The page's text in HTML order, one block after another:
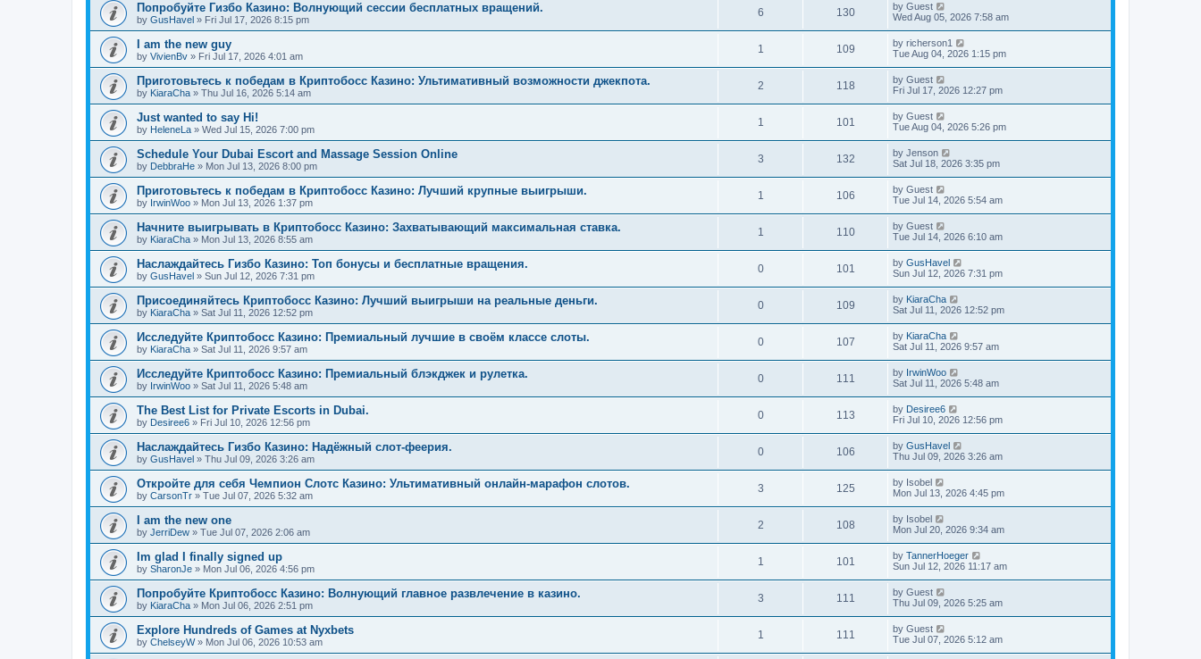
Попробуйте Гизбо Казино: Волнующий сессии бесплатных вращений.
by GusHavel » Fri Jul 17, 2026 8:15 pm
6 130 by Guest
Wed Aug 05, 2026 7:58 am
I am the new guy
by VivienBv » Fri Jul 17, 2026 4:01 am
1 109 by richerson1
Tue Aug 04, 2026 1:15 pm
Приготовьтесь к победам в Криптобосс Казино: Ультимативный возможности джекпота.
by KiaraCha » Thu Jul 16, 2026 5:14 am
2 118 by Guest
Fri Jul 17, 2026 12:27 pm
Just wanted to say Hi!
by HeleneLa » Wed Jul 15, 2026 7:00 pm
1 101 by Guest
Tue Aug 04, 2026 5:26 pm
Schedule Your Dubai Escort and Massage Session Online
by DebbraHe » Mon Jul 13, 2026 8:00 pm
3 132 by Jenson
Sat Jul 18, 2026 3:35 pm
Приготовьтесь к победам в Криптобосс Казино: Лучший крупные выигрыши.
by IrwinWoo » Mon Jul 13, 2026 1:37 pm
1 106 by Guest
Tue Jul 14, 2026 5:54 am
Начните выигрывать в Криптобосс Казино: Захватывающий максимальная ставка.
by KiaraCha » Mon Jul 13, 2026 8:55 am
1 110 by Guest
Tue Jul 14, 2026 6:10 am
Наслаждайтесь Гизбо Казино: Топ бонусы и бесплатные вращения.
by GusHavel » Sun Jul 12, 2026 7:31 pm
0 101 by GusHavel
Sun Jul 12, 2026 7:31 pm
Присоединяйтесь Криптобосс Казино: Лучший выигрыши на реальные деньги.
by KiaraCha » Sat Jul 11, 2026 12:52 pm
0 109 by KiaraCha
Sat Jul 11, 2026 12:52 pm
Исследуйте Криптобосс Казино: Премиальный лучшие в своём классе слоты.
by KiaraCha » Sat Jul 11, 2026 9:57 am
0 107 by KiaraCha
Sat Jul 11, 2026 9:57 am
Исследуйте Криптобосс Казино: Премиальный блэкджек и рулетка.
by IrwinWoo » Sat Jul 11, 2026 5:48 am
0 111 by IrwinWoo
Sat Jul 11, 2026 5:48 am
The Best List for Private Escorts in Dubai.
by Desiree6 » Fri Jul 10, 2026 12:56 pm
0 113 by Desiree6
Fri Jul 10, 2026 12:56 pm
Наслаждайтесь Гизбо Казино: Надёжный слот-феерия.
by GusHavel » Thu Jul 09, 2026 3:26 am
0 106 by GusHavel
Thu Jul 09, 2026 3:26 am
Откройте для себя Чемпион Слотс Казино: Ультимативный онлайн-марафон слотов.
by CarsonTr » Tue Jul 07, 2026 5:32 am
3 125 by Isobel
Mon Jul 13, 2026 4:45 pm
I am the new one
by JerriDew » Tue Jul 07, 2026 2:06 am
2 108 by Isobel
Mon Jul 20, 2026 9:34 am
Im glad I finally signed up
by SharonJe » Mon Jul 06, 2026 4:56 pm
1 101 by TannerHoeger
Sun Jul 12, 2026 11:17 am
Попробуйте Криптобосс Казино: Волнующий главное развлечение в казино.
by KiaraCha » Mon Jul 06, 2026 2:51 pm
3 111 by Guest
Thu Jul 09, 2026 5:25 am
Explore Hundreds of Games at Nyxbets
by ChelseyW» Mon Jul 06, 2026 10:53 am
1 111 by Guest
Tue Jul 07, 2026 5:12 am